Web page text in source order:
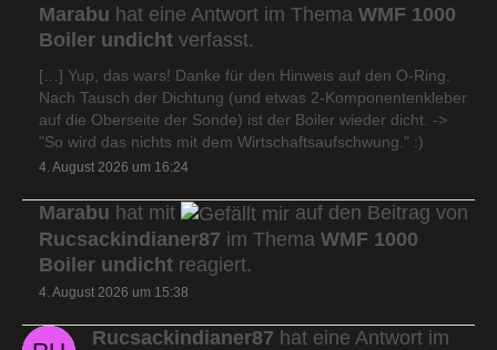
Marabu hat eine Antwort im Thema WMF 1000
Boiler undicht verfasst.
[…] Yup, das wars! Danke für den Hinweis auf den O-Ring.
Nach Tausch der Dichtung (und etwas 2-Komponentenkleber
auf die Oberseite der Sonde) ist der Boiler wieder dicht. ->
"So wird das nichts mit dem Wirtschaftsaufschwung." :)
4. August 2026 um 16:24
Marabu hat mit
auf den Beitrag von
Rucsackindianer87 im Thema WMF 1000
Boiler undicht reagiert.
4. August 2026 um 15:38
Rucsackindianer87 hat eine Antwort im